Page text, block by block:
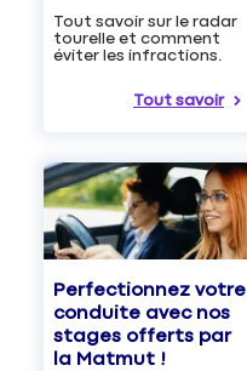
Tout savoir sur le radar
tourelle et comment
éviter les infractions.
Tout savoir
Perfectionnez votre
conduite avec nos
stages offerts par
la Matmut !